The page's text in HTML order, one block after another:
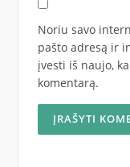
Noriu savo
pašto adresą ir
įvesti iš naujo,
komentarą.